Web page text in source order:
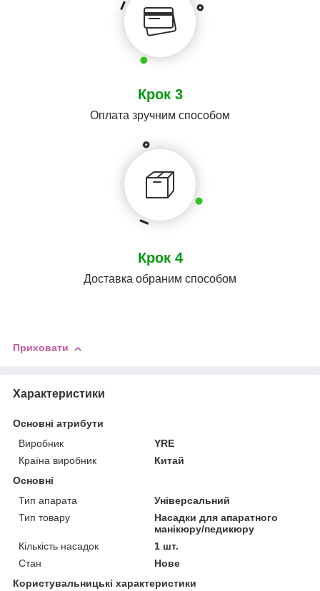
Крок 3
Оплата зручним способом
Крок 4
Доставка обраним способом
Приховати
Характеристики
Основні атрибути
Виробник
YRE
Країна виробник
Китай
Основні
Тип апарата
Універсальний
Тип товару
Насадки для апаратного
манікюру/педикюру
Кількість насадок
1 шт.
Стан
Нове
Користувальницькі характеристики